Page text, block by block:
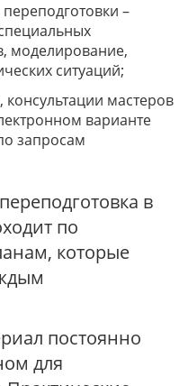
–
моделирование,
ситуаций;
мастеров
варианте
запросам
в
по
которые
постоянно
для